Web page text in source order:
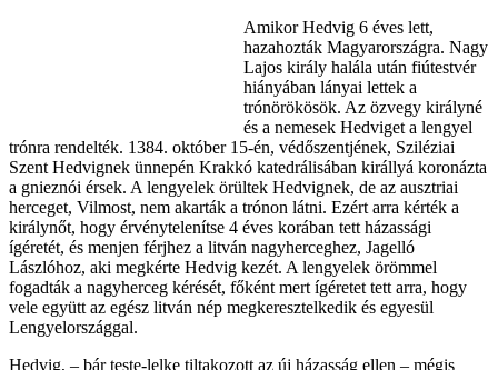
Amikor Hedvig 6 éves lett,
hazahozták Magyarországra. Nagy
Lajos király halála után fiútestvér
hiányában lányai lettek a
trónörökösök. Az özvegy királyné
és a nemesek Hedviget a lengyel
trónra rendelték. 1384. október 15-én, védőszentjének, Sziléziai
Szent Hedvignek ünnepén Krakkó katedrálisában királlyá koronázta
a gnieznói érsek. A lengyelek örültek Hedvignek, de az ausztriai
herceget, Vilmost, nem akarták a trónon látni. Ezért arra kérték a
királynőt, hogy érvénytelenítse 4 éves korában tett házassági
ígéretét, és menjen férjhez a litván nagyherceghez, Jagelló
Lászlóhoz, aki megkérte Hedvig kezét. A lengyelek örömmel
fogadták a nagyherceg kérését, főként mert ígéretet tett arra, hogy
vele együtt az egész litván nép megkeresztelkedik és egyesül
Lengyelországgal.
Hedvig, ‒ bár teste-lelke tiltakozott az új házasság ellen ‒ mégis